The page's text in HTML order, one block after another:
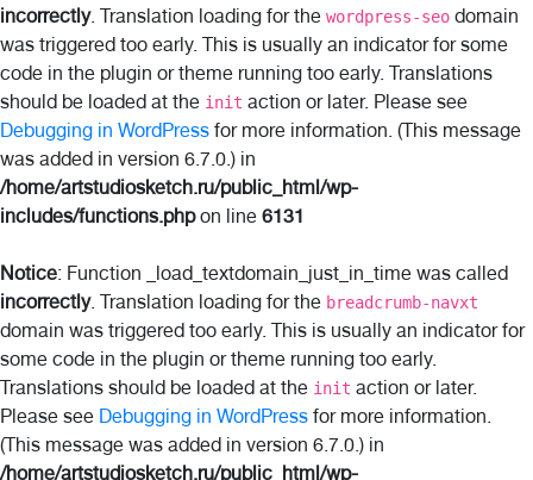
incorrectly. Translation loading for the wordpress-seo domain
was triggered too early. This is usually an indicator for some
code in the plugin or theme running too early. Translations
should be loaded at the init action or later. Please see
Debugging in WordPress for more information. (This message
was added in version 6.7.0.) in
/home/artstudiosketch.ru/public_html/wp-
includes/functions.phpon line 6131
Notice: Function _load_textdomain_just_in_time was called
incorrectly. Translation loading for the breadcrumb-navxt
domain was triggered too early. This is usually an indicator for
some code in the plugin or theme running too early.
Translations should be loaded at the init action or later.
Please see Debugging in WordPress for more information.
(This message was added in version 6.7.0.) in
/home/artstudiosketch.ru/public_html/wp-